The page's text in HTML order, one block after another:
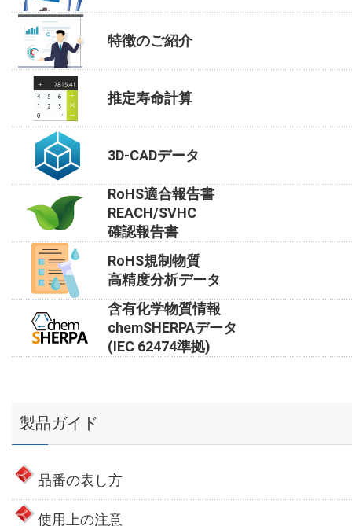
特徴のご紹介
推定寿命計算
3D-CADデータ
RoHS適合報告書
REACH/SVHC
確認報告書
RoHS規制物質
高精度分析データ
含有化学物質情報
chemSHERPAデータ
(IEC 62474準拠)
製品ガイド
品番の表し方
使用上の注意